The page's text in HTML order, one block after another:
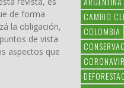
de forma
la obligación,
de vista
aspectos que
CAMBIO
COLOMBIA